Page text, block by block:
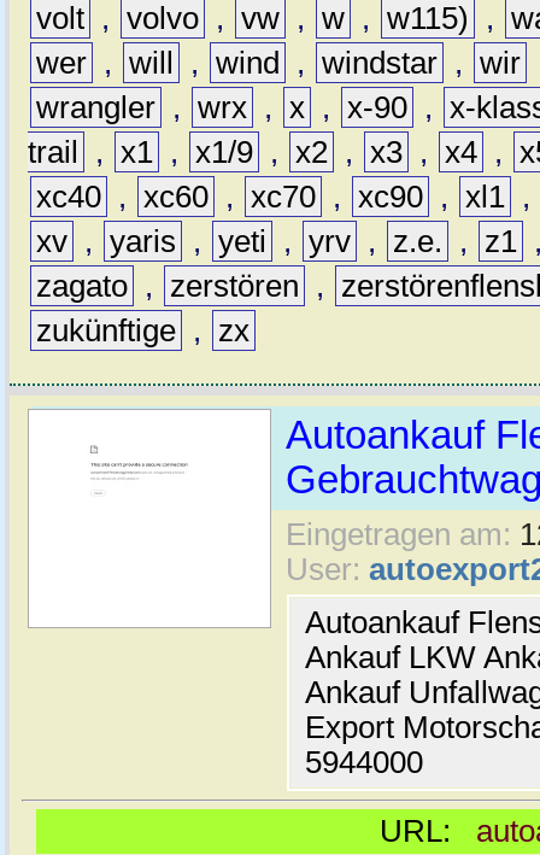
volt , volvo , vw , w , w115) ,
wer , will , wind , windstar , wir
wrangler , wrx , x , x-90 , x-
trail
, x1 , x1/9 , x2 , x3 , x4 ,
xc40 , xc60 , xc70 , xc90 , xl1 ,
xv , yaris , yeti , yrv , z.e. , z1
zagato , zerstören ,
zukünftige , zx
Autoankauf
Eingetragen am:
User:
Autoankauf
Ankauf LKW
Ankauf
Export
5944000
URL: